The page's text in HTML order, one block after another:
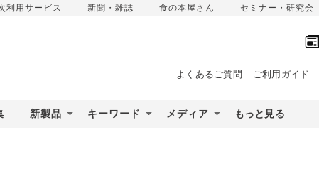
利用サービス 新聞・雑誌 食の本屋さん セミナー・研究会
よくあるご質問 ご利用ガイド
新製品 キーワード メディア もっと見る